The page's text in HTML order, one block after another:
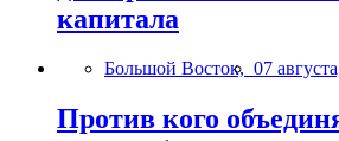
капитала
Большой Восток, 07
Против кого